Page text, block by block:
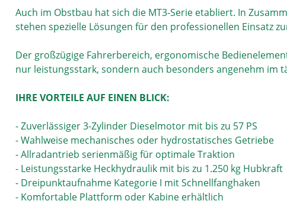
Auch im Obstbau hat sich die MT3-Serie etabliert. In
stehen spezielle Lösungen für den professionellen Einsatz
Der großzügige Fahrerbereich, ergonomische
nur leistungsstark, sondern auch besonders angenehm im
IHRE VORTEILE AUF EINEN BLICK:
- Zuverlässiger 3-Zylinder Dieselmotor mit bis zu 57 PS
- Wahlweise mechanisches oder hydrostatisches Getriebe
- Allradantrieb serienmäßig für optimale Traktion
- Leistungsstarke Heckhydraulik mit bis zu 1.250 kg Hubkraft
- Dreipunktaufnahme Kategorie I mit Schnellfanghaken
- Komfortable Plattform oder Kabine erhältlich